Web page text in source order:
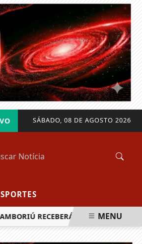
SÁBADO, 08 DE AGOSTO 2026
RECEBERÁ MAIS DE 120MENU